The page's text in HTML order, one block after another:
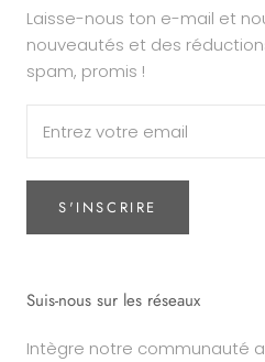
Laisse-nous ton e-mail et
nouveautés et des
spam, promis !
S'INSCRIRE
Suis-nous sur les réseaux
Intègre notre communauté